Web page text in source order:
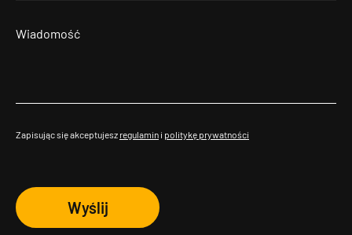
Zapisując się akceptujesz regulamin i politykę prywatności
Wyślij